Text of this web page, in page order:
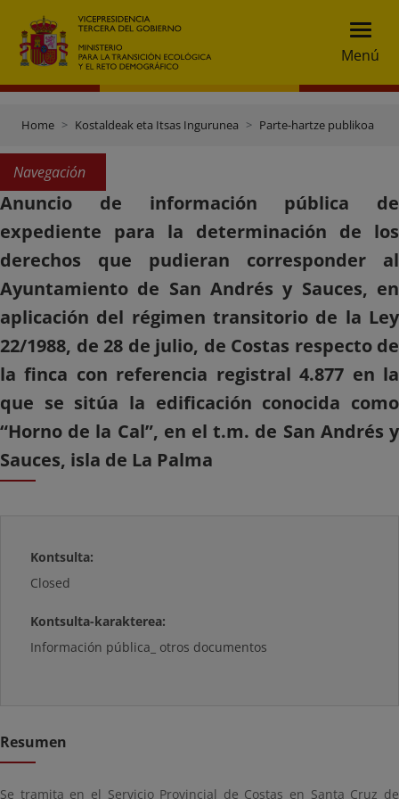
Menú
Home Kostaldeak eta Itsas Ingurunea Parte-hartze publikoa
Navegación
Anuncio de información pública de
expediente para la determinación de los
derechos que pudieran corresponder al
Ayuntamiento de San Andrés y Sauces, en
aplicación del régimen transitorio de la Ley
22/1988, de 28 de julio, de Costas respecto de
la finca con referencia registral 4.877 en la
que se sitúa la edificación conocida como
“Horno de la Cal”, en el t.m. de San Andrés y
Sauces, isla de La Palma
Kontsulta:
Closed
Kontsulta-karakterea:
Información pública_ otros documentos
Resumen
Se tramita en el Servicio Provincial de Costas en Santa Cruz de